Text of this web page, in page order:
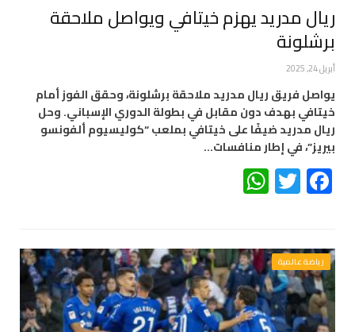
ريال مدريد يهزم خيتافي ويواصل ملاحقة
برشلونة
أبريل 24, 2025
يواصل فريق ريال مدريد ملاحقة برشلونة، وحقق الفوز أمام
خيتافي بهدف دون مقابل في بطولة الدوري الإسباني. وحل
ريال مدريد ضيفًا على خيتافي بملعب “كوليسيوم ألفونسو
بيريز”، في إطار منافسات…
Facebook
Twitter
رياضة عالمية